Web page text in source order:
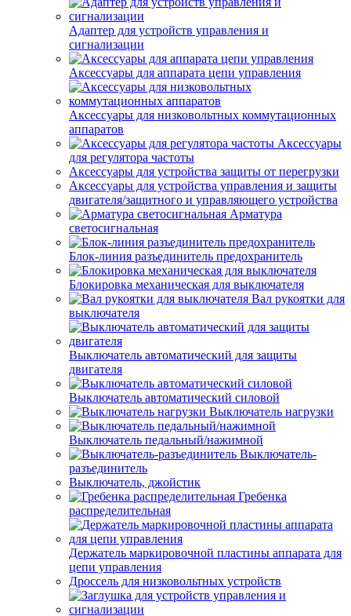
Адаптер для устройств управления и
сигнализации
Аксессуары для аппарата цепи управления
Аксессуары для низковольтных коммутационных
аппаратов
Аксессуары
для регулятора частоты
Аксессуары для устройства защиты от перегрузки
Аксессуары для устройства управления и защиты
двигателя/защитного и управляющего устройства
Арматура
светосигнальная
Блок-линия разъединитель предохранитель
Блокировка механическая для выключателя
Вал рукоятки для
выключателя
Выключатель автоматический для защиты
двигателя
Выключатель автоматический силовой
Выключатель нагрузки
Выключатель педальный/нажимной
Выключатель-
разъединитель
Выключатель, джойстик
Гребенка
распределительная
Держатель маркировочной пластины аппарата для
цепи управления
Дроссель для низковольтных устройств